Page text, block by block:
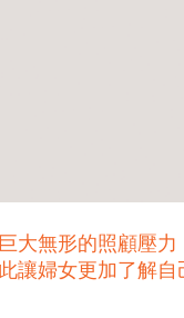
大無形的照顧壓
讓婦女更加了解自